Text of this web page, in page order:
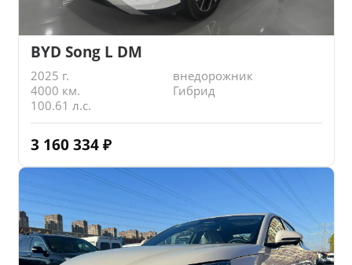
BYD Song L DM
2025 г.
внедорожник
4000 км.
Гибрид
100.61 л.с.
3 160 334 ₽